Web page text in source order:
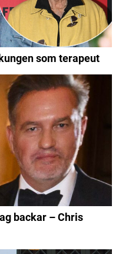
som terapeut
backar – Chris